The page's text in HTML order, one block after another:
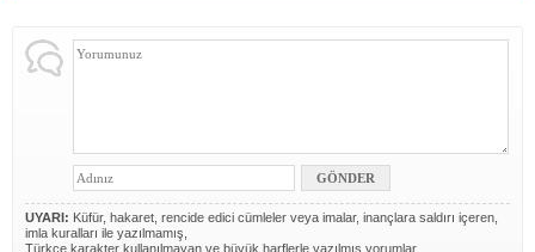
UYARI: Küfür, hakaret, rencide edici cümleler veya imalar, inançlara saldırı içeren,
imla kuralları ile yazılmamış,
Türkçe karakter kullanılmayan ve büyük harflerle yazılmış yorumlar